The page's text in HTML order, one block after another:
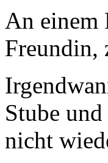
An einem
Freundin,
Stube
nicht